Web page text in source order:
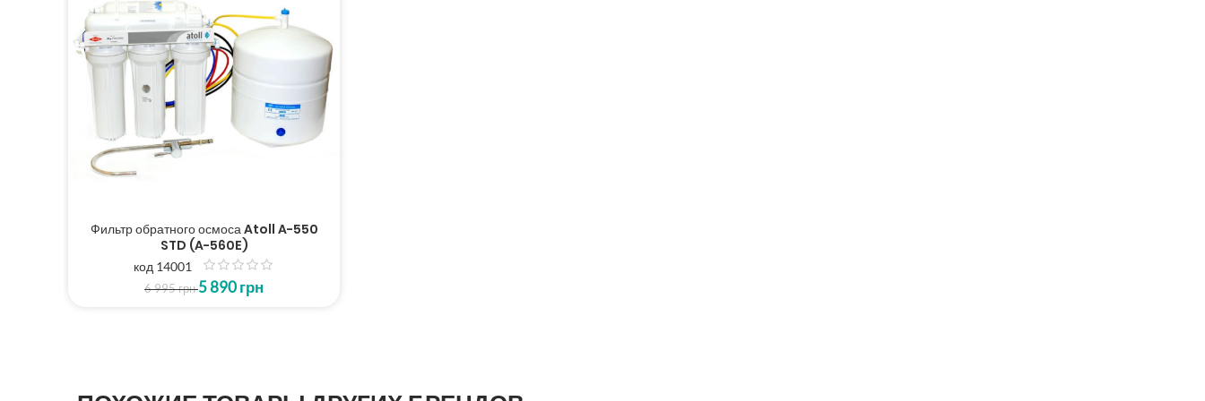
Фильтр обратного осмоса Atoll A-550
STD (A-560E)
код 14001
6 995грн 5 890грн